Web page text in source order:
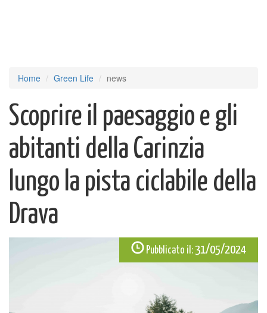
Home Green Life news
Scoprire il paesaggio e gli
abitanti della Carinzia
lungo la pista ciclabile della
Drava
Pubblicato il: 31/05/2024